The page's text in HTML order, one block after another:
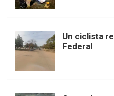
Un ciclista
Federal